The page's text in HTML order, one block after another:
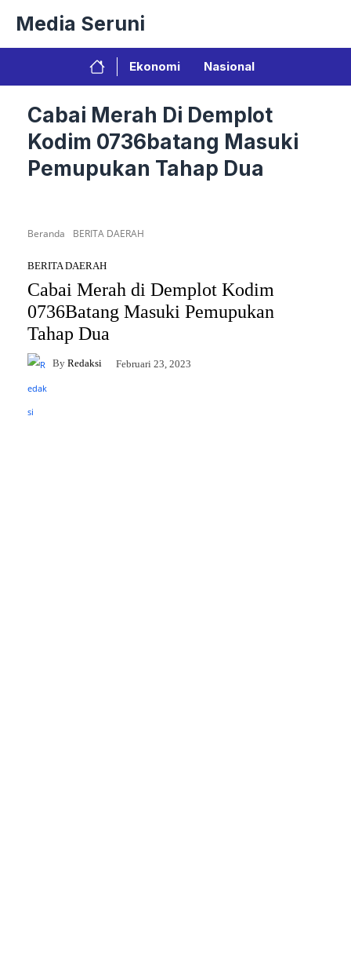
isi
Media Seruni
Ekonomi Nasional
Cabai Merah Di Demplot
Kodim 0736batang Masuki
Pemupukan Tahap Dua
Beranda BERITA DAERAH
BERITA DAERAH
Cabai Merah di Demplot Kodim
0736Batang Masuki Pemupukan
Tahap Dua
By Redaksi Februari 23, 2023